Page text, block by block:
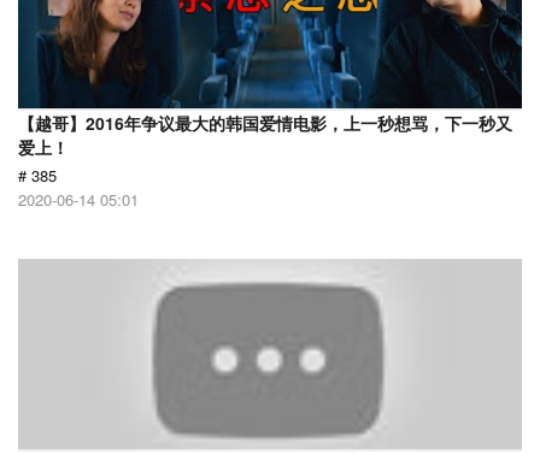
【越哥】2016年争议最大的韩国爱情电影，上一秒想骂，下一秒又
爱上！
# 385
2020-06-14 05:01